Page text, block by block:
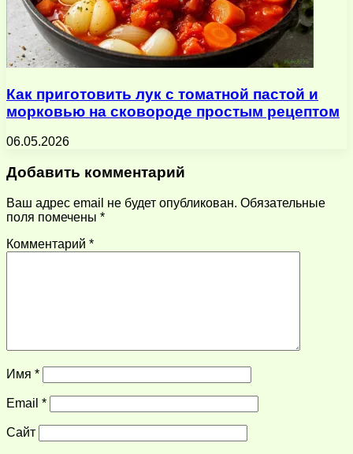
Как приготовить лук с томатной пастой и
морковью на сковороде простым рецептом
06.05.2026
Добавить комментарий
Ваш адрес email не будет опубликован. Обязательные
поля помечены *
Комментарий *
Имя *
Email *
Сайт